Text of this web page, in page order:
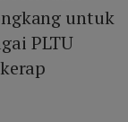
untuk
PLTU